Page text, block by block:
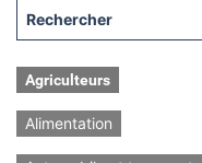
Agriculteurs
Alimentation